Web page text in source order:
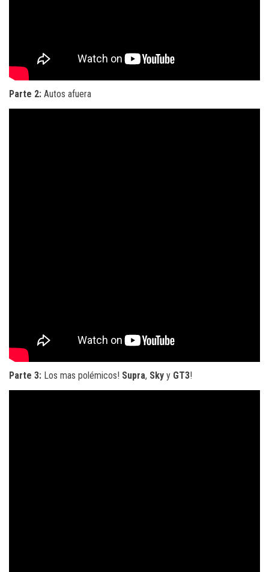
Parte 2: Autos afuera
Parte 3: Los mas polémicos! Supra, Sky y GT3!